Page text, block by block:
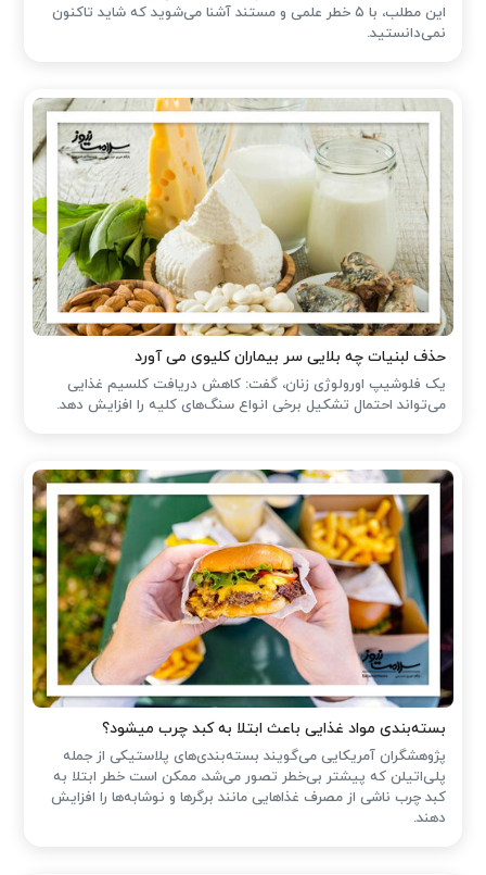
این مطلب، با ۵ خطر علمی و مستند آشنا می‌شوید که شاید تاکنون
نمی‌دانستید.
حذف لبنیات چه بلایی سر بیماران کلیوی می آورد
یک فلوشیپ اورولوژی زنان، گفت: کاهش دریافت کلسیم غذایی
می‌تواند احتمال تشکیل برخی انواع سنگ‌های کلیه را افزایش دهد.
بسته‌بندی مواد غذایی باعث ابتلا به کبد چرب میشود؟
پژوهشگران آمریکایی می‌گویند بسته‌بندی‌های پلاستیکی از جمله
پلی‌اتیلن که پیشتر بی‌خطر تصور می‌شد، ممکن است خطر ابتلا به
کبد چرب ناشی از مصرف غذاهایی مانند برگرها و نوشابه‌ها را افزایش
دهند.